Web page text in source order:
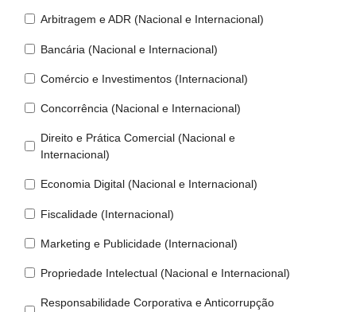
Arbitragem e ADR (Nacional e Internacional)
Bancária (Nacional e Internacional)
Comércio e Investimentos (Internacional)
Concorrência (Nacional e Internacional)
Direito e Prática Comercial (Nacional e
Internacional)
Economia Digital (Nacional e Internacional)
Fiscalidade (Internacional)
Marketing e Publicidade (Internacional)
Propriedade Intelectual (Nacional e Internacional)
Responsabilidade Corporativa e Anticorrupção